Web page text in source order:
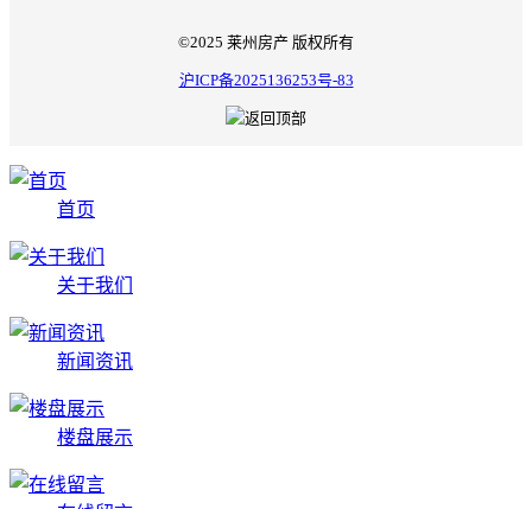
©2025 莱州房产 版权所有
沪ICP备2025136253号-83
首页
关于我们
新闻资讯
楼盘展示